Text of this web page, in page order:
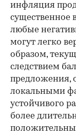
инфляция
существенное
любые
могут легко
образом,
следствием
предложения,
локальными
устойчивого
более